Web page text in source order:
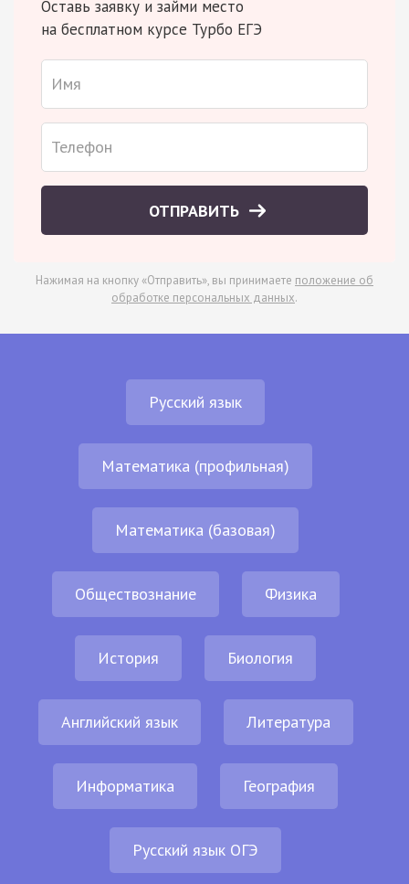
Оставь заявку и займи место
на бесплатном курсе Турбо ЕГЭ
ОТПРАВИТЬ
Нажимая на кнопку «Отправить», вы принимаете положение об
обработке персональных данных.
Русский язык
Математика (профильная)
Математика (базовая)
Обществознание Физика
История Биология
Английский язык Литература
Информатика География
Русский язык ОГЭ